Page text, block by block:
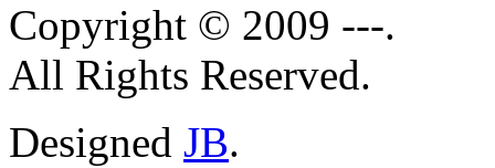
Copyright © 2009 ---.
All Rights Reserved.
Designed JB.